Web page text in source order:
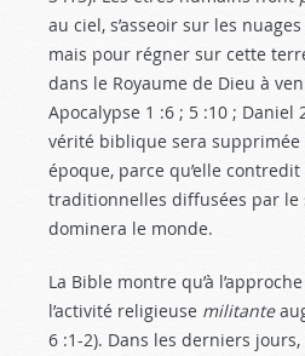
au ciel, s’asseoir sur les
mais pour régner sur cette
dans le Royaume de Dieu à
Apocalypse 1 :6 ; 5 :10 ; Daniel
vérité biblique sera supprimée
époque, parce qu’elle contredit
traditionnelles diffusées par le
dominera le monde.
La Bible montre qu’à
l’activité religieuse militante
6 :1-2). Dans les derniers